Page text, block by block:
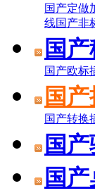
国产定做
线国产非
国
国产欧标
国
国产转换
国
国